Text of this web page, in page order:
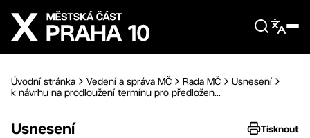
Přejít na hlavní obsah
Úvodní stránka Vedení a správa MČ Rada MČ
Usnesení
k návrhu na prodloužení termínu pro předložen...
Usnesení Tisknout